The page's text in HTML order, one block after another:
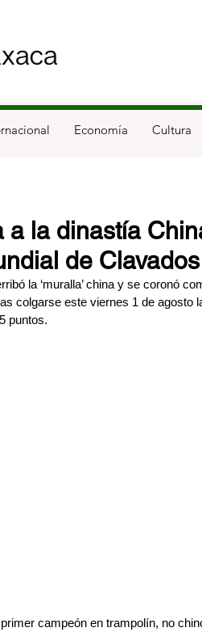
Economía Cultura
a la dinastía
de
la ‘muralla’ china y se coronó
colgarse este viernes 1 de agosto
puntos.
campeón en trampolín, no